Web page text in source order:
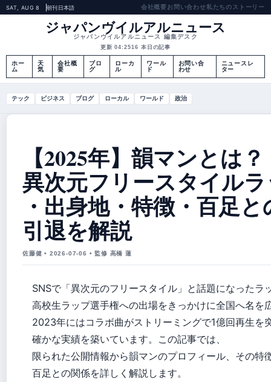
SAT, AUG 8 朝刊日本語 会社概要お問い合わせ私たちのストーリー
ジャパンヴイルアルニュース
ジャパンヴイルアルニュース 編集デスク
更新 04:2516 本日の記事
ホー
ム
天
気
会社概
要
ブロ
グ
ローカ
ル
ワール
ド
お問い合
わせ
ニュースレ
ター
テック ビジネス ブログ ローカル ワールド 政治
【2025年】韻マンとは？
異次元フリースタイル
・出身地・特徴・百足
引退を解説
佐藤健 • 2026-07-06 • 監修 高橋 蓮
SNSで「異次元のフリースタイル」と話題になったラ
高校生ラップ選手権への出場をきっかけに全国へ名を
2023年にはコラボ曲がストリーミングで1億回再生を
確かな実績を築いています。この記事では、
限られた公開情報から韻マンのプロフィール、その特
百足との関係を詳しく解説します。